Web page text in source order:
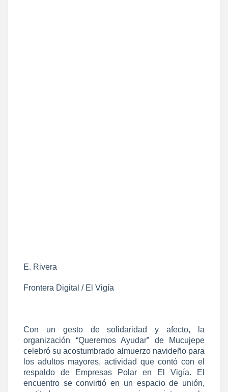
E. Rivera
Frontera Digital / El Vigía
Con un gesto de solidaridad y afecto, la
organización “Queremos Ayudar” de Mucujepe
celebró su acostumbrado almuerzo navideño para
los adultos mayores, actividad que contó con el
respaldo de Empresas Polar en El Vigía. El
encuentro se convirtió en un espacio de unión,